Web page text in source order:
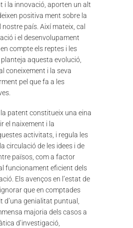
i la innovació, aporten un alt
positiva ment sobre la
país. Així mateix, cal
i el desenvolupament
compte els reptes i les
aquesta evolució,
coneixement i la seva
pel que fa a les
patent constitueix una eina
el naixement i la
activitats, i regula les
circulació de les idees i de
països, com a factor
funcionament eficient dels
Els avenços en l’estat de
que en comptades
d’una genialitat puntual,
majoria dels casos a
d’investigació,